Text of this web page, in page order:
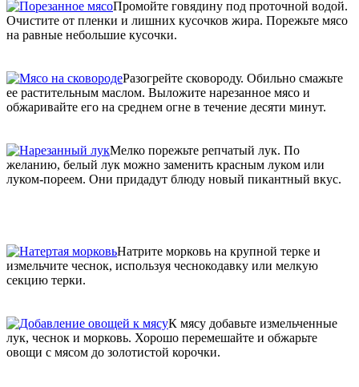
Промойте говядину под проточной водой.
Очистите от пленки и лишних кусочков жира. Порежьте мясо
на равные небольшие кусочки.
Разогрейте сковороду. Обильно смажьте
ее растительным маслом. Выложите нарезанное мясо и
обжаривайте его на среднем огне в течение десяти минут.
Мелко порежьте репчатый лук. По
желанию, белый лук можно заменить красным луком или
луком-пореем. Они придадут блюду новый пикантный вкус.
Натрите морковь на крупной терке и
измельчите чеснок, используя чеснокодавку или мелкую
секцию терки.
К мясу добавьте измельченные
лук, чеснок и морковь. Хорошо перемешайте и обжарьте
овощи с мясом до золотистой корочки.